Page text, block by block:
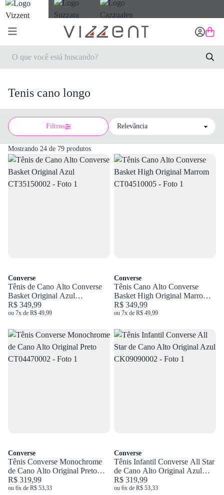
Tenis cano longo
Filtros
Sort by
Mostrando 24 de 79 produtos
Converse
Tênis de Cano Alto Converse
Basket Original Azul
CT35150002
R$ 349,99
ou 7x de R$ 49,99
Converse
Tênis Cano Alto Converse
Basket High Original Marrom
CT04510005
R$ 349,99
ou 7x de R$ 49,99
Converse
Tênis Converse Monochrome
de Cano Alto Original Preto
CT04470002
R$ 319,99
ou 6x de R$ 53,33
Converse
Tênis Infantil Converse All Star
de Cano Alto Original Azul
CK09090002
R$ 319,99
ou 6x de R$ 53,33